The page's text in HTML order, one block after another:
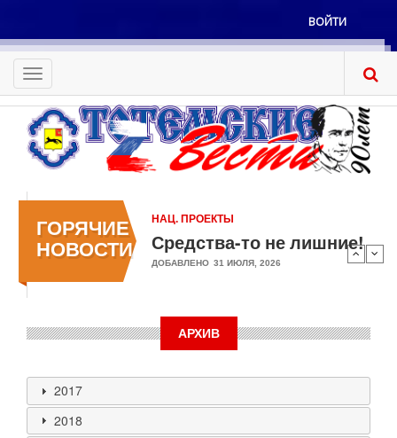
основному
содержанию
Меню
учётной
записи
пользователя
ВОЙТИ
Toggle
navigation
ГОРЯЧИЕ
НОВОСТИ
НАЦ. ПРОЕКТЫ
Средства-то не лишние!
ДОБАВЛЕНО 31 ИЮЛЯ, 2026
АРХИВ
2017
2018